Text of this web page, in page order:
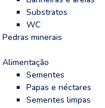
Substratos
WC
Pedras minerais
Alimentação
Sementes
Papas e néctares
Sementes limpas